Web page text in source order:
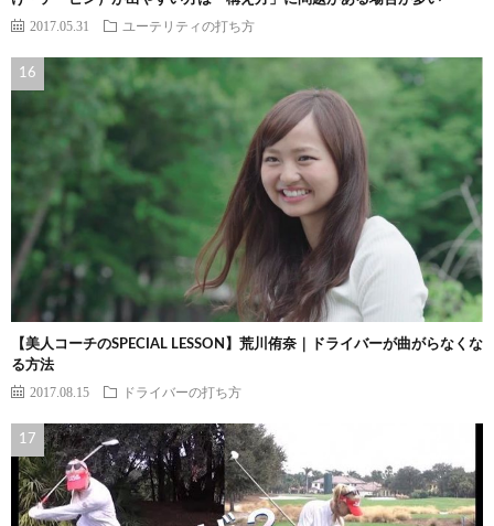
2017.05.31 ユーテリティの打ち方
【美人コーチのSPECIAL LESSON】荒川侑奈｜ドライバーが曲がらなくな
る方法
2017.08.15 ドライバーの打ち方